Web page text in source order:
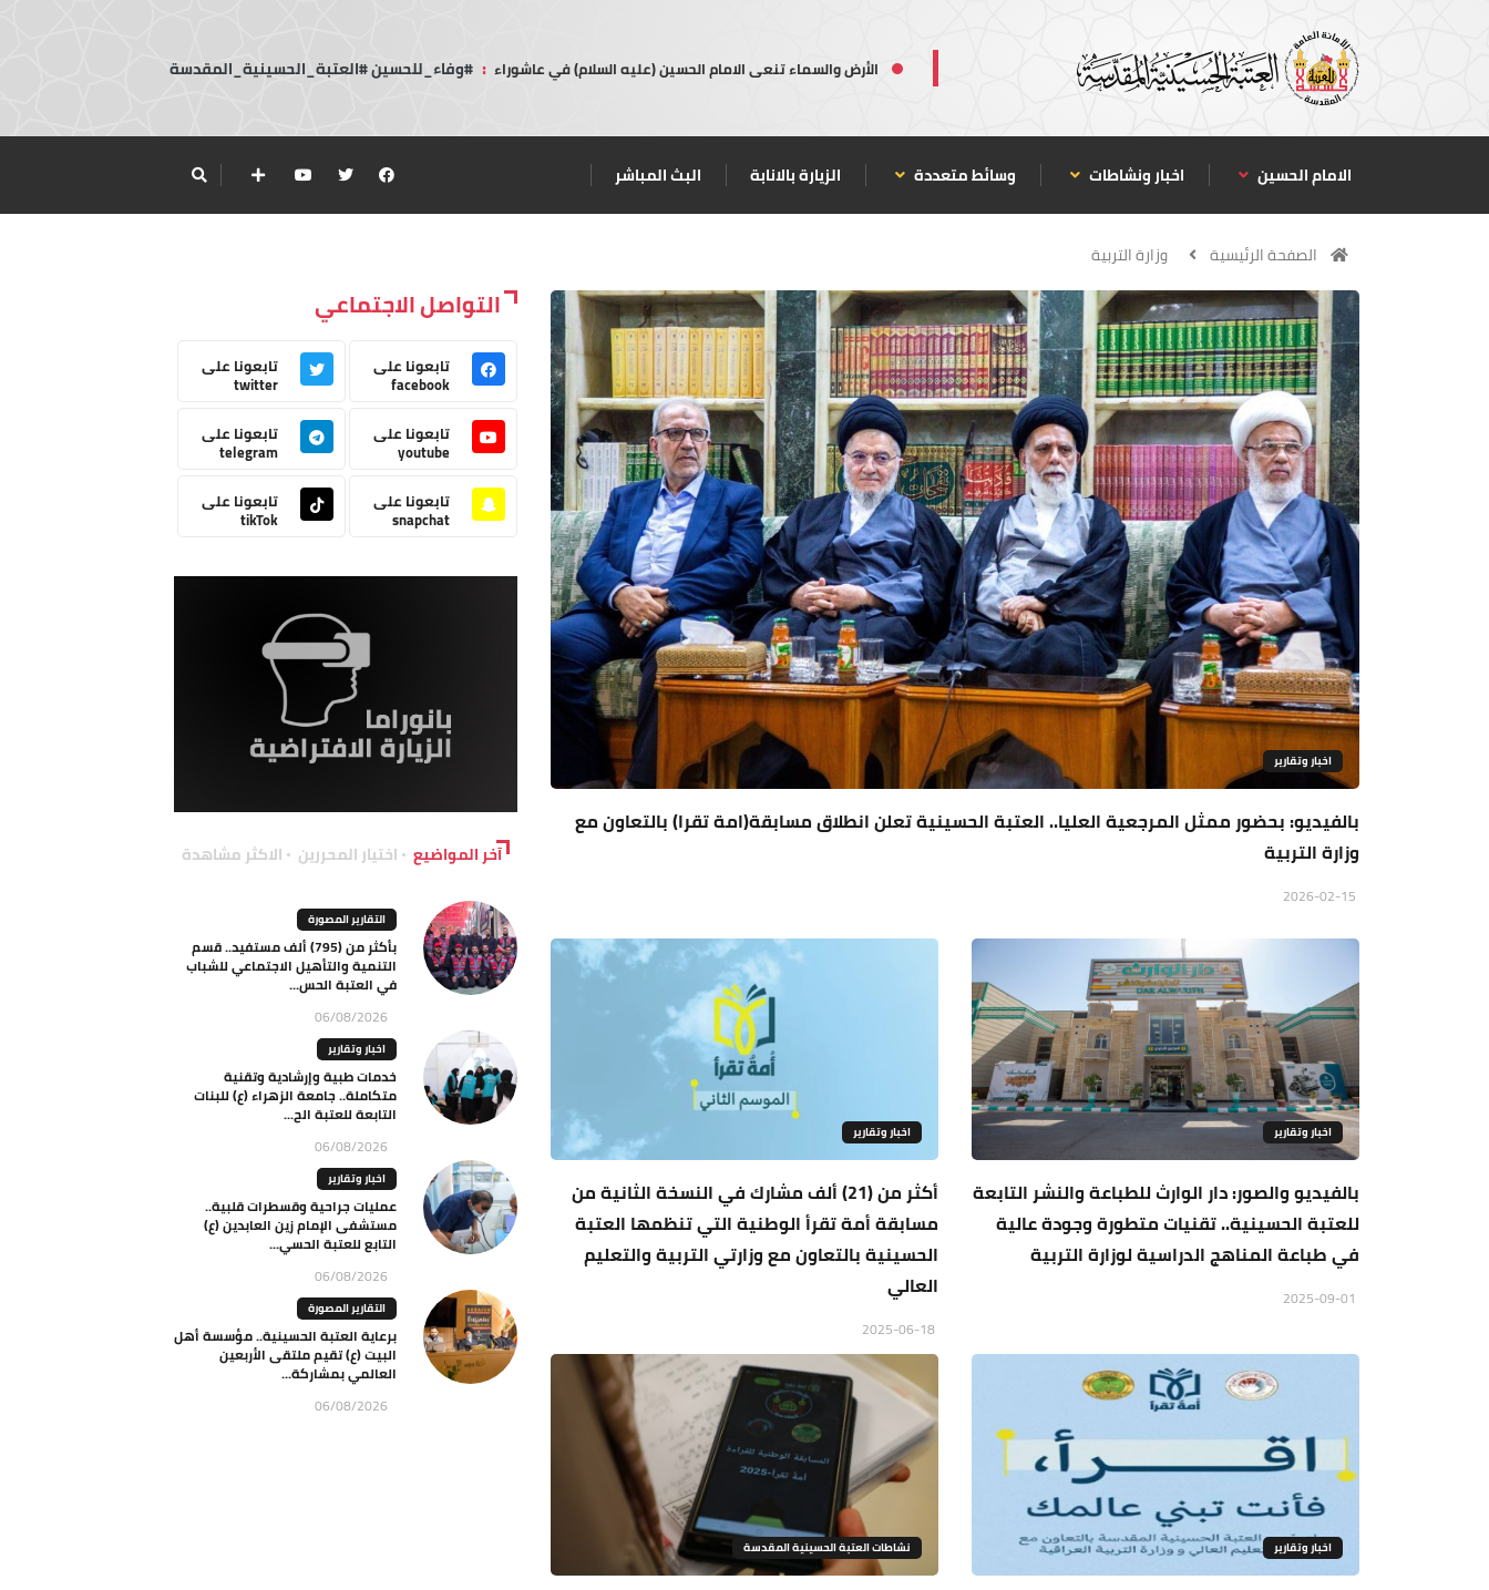
الأرض والسماء تنعى الامام الحسين (عليه السلام) في عاشوراء : #وفاء_للحسين #العتبة_الحسينية_المقدسة
الامام الحسين اخبار ونشاطات وسائط متعددة الزيارة بالانابة البث المباشر
الصفحة الرئيسية وزارة التربية
اخبار وتقارير
بالفيديو: بحضور ممثل المرجعية العليا.. العتبة الحسينية تعلن انطلاق مسابقة(امة تقرا) بالتعاون مع
وزارة التربية
اخبار وتقارير
بالفيديو والصور: دار الوارث للطباعة والنشر التابعة
للعتبة الحسينية.. تقنيات متطورة وجودة عالية
في طباعة المناهج الدراسية لوزارة التربية
اخبار وتقارير
أكثر من (21) ألف مشارك في النسخة الثانية من
مسابقة أمة تقرأ الوطنية التي تنظمها العتبة
الحسينية بالتعاون مع وزارتي التربية والتعليم
العالي
اخبار وتقارير نشاطات العتبة الحسينية المقدسة
التواصل الاجتماعي
تابعونا على
facebook
تابعونا على
twitter
تابعونا على
youtube
تابعونا على
telegram
تابعونا على
snapchat
تابعونا على
tikTok
آخر المواضيع اختيار المحررين الاكثر مشاهدة
التقارير المصورة
بأكثر من (795) ألف مستفيد.. قسم
التنمية والتأهيل الاجتماعي للشباب
في العتبة الحس...
06/08/2026
اخبار وتقارير
خدمات طبية وإرشادية وتقنية
متكاملة.. جامعة الزهراء (ع) للبنات
التابعة للعتبة الح...
06/08/2026
اخبار وتقارير
عمليات جراحية وقسطرات قلبية..
مستشفى الإمام زين العابدين (ع)
التابع للعتبة الحسي...
06/08/2026
التقارير المصورة
برعاية العتبة الحسينية.. مؤسسة أهل
البيت (ع) تقيم ملتقى الأربعين
العالمي بمشاركة...
06/08/2026